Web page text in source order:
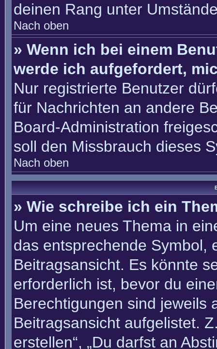
deinen Rang unter
Nach oben
» Wenn ich bei einem
werde ich aufgefordert,
Nur registrierte Benutzer
für Nachrichten an andere
Board-Administration
soll den Missbrauch dieses
Nach oben
» Wie schreibe ich ein
Um eine neues Thema in
das entsprechende Symbol,
Beitragsansicht. Es könnte
erforderlich ist, bevor du
Berechtigungen sind jeweils
Beitragsansicht aufgelistet.
erstellen“, „Du darfst an